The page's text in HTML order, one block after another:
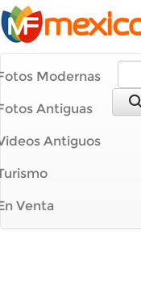
Modernas
Antiguas
Antiguos
Venta